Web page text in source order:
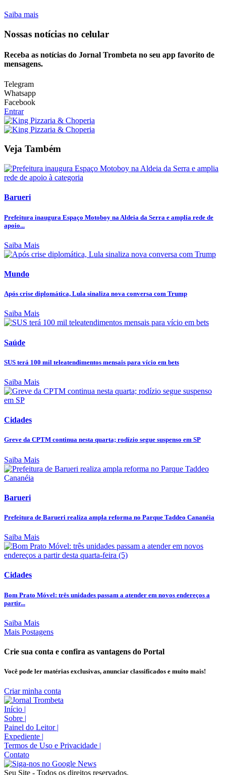
Saiba mais
Nossas notícias no celular
Receba as notícias do Jornal Trombeta no seu app favorito de
mensagens.
Telegram
Whatsapp
Facebook
Entrar
Veja Também
Barueri
Prefeitura inaugura Espaço Motoboy na Aldeia da Serra e amplia rede de
apoio...
Saiba Mais
Mundo
Após crise diplomática, Lula sinaliza nova conversa com Trump
Saiba Mais
Saúde
SUS terá 100 mil teleatendimentos mensais para vício em bets
Saiba Mais
Cidades
Greve da CPTM continua nesta quarta; rodízio segue suspenso em SP
Saiba Mais
Barueri
Prefeitura de Barueri realiza ampla reforma no Parque Taddeo Cananéia
Saiba Mais
Cidades
Bom Prato Móvel: três unidades passam a atender em novos endereços a
partir...
Saiba Mais
Mais Postagens
Crie sua conta e confira as vantagens do Portal
Você pode ler matérias exclusivas, anunciar classificados e muito mais!
Criar minha conta
Início |
Sobre |
Painel do Leitor |
Expediente |
Termos de Uso e Privacidade |
Contato
Seu Site - Todos os direitos reservados.